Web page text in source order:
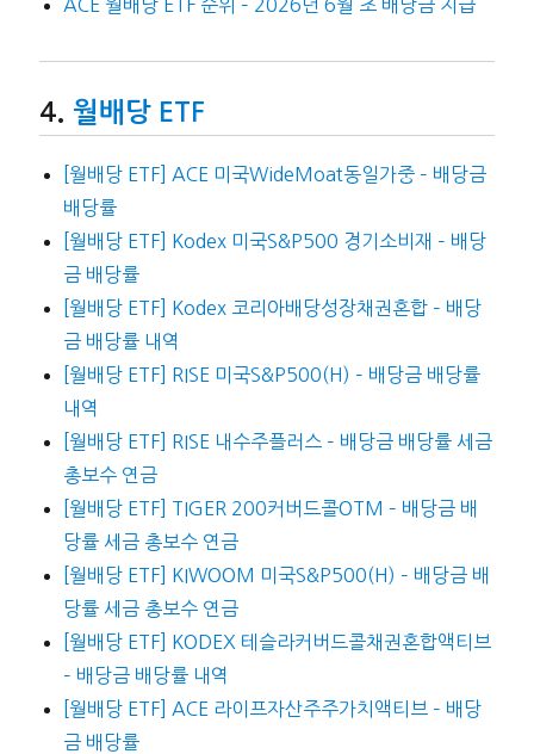
ACE 월배당 ETF 순위 – 2026년 6월 초 배당금 지급
월배당 ETF
[월배당 ETF] ACE 미국WideMoat동일가중 – 배당금
배당률
[월배당 ETF] Kodex 미국S&P500 경기소비재 – 배당
금 배당률
[월배당 ETF] Kodex 코리아배당성장채권혼합 – 배당
금 배당률 내역
[월배당 ETF] RISE 미국S&P500(H) – 배당금 배당률
내역
[월배당 ETF] RISE 내수주플러스 – 배당금 배당률 세금
총보수 연금
[월배당 ETF] TIGER 200커버드콜OTM – 배당금 배
당률 세금 총보수 연금
[월배당 ETF] KIWOOM 미국S&P500(H) – 배당금 배
당률 세금 총보수 연금
[월배당 ETF] KODEX 테슬라커버드콜채권혼합액티브
– 배당금 배당률 내역
[월배당 ETF] ACE 라이프자산주주가치액티브 – 배당
금 배당률